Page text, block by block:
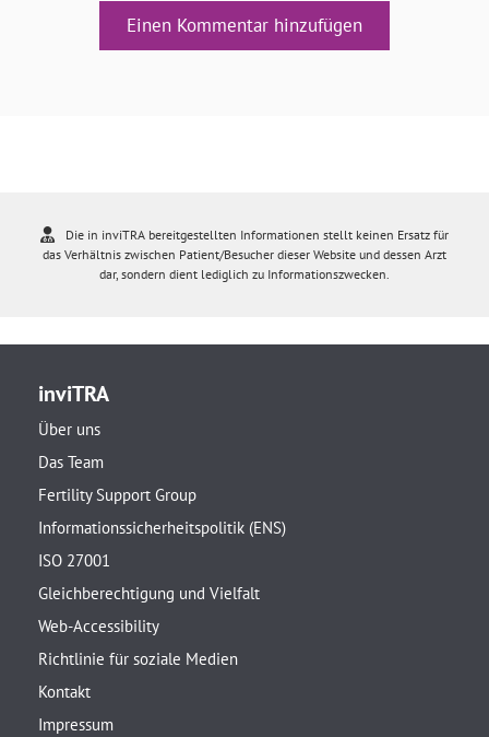
Einen Kommentar hinzufügen
Die in inviTRA bereitgestellten Informationen stellt keinen Ersatz für
das Verhältnis zwischen Patient/Besucher dieser Website und dessen Arzt
dar, sondern dient lediglich zu Informationszwecken.
inviTRA
Über uns
Das Team
Fertility Support Group
Informationssicherheitspolitik (ENS)
ISO 27001
Gleichberechtigung und Vielfalt
Web-Accessibility
Richtlinie für soziale Medien
Kontakt
Impressum